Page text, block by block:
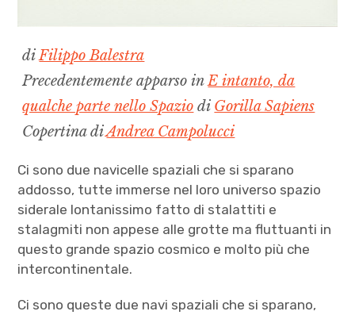
diFilippo Balestra
Precedentemente apparso inE intanto, da
qualche parte nello Spazio di Gorilla Sapiens
Copertina diAndrea Campolucci
Ci sono due navicelle spaziali che si sparano
addosso, tutte immerse nel loro universo spazio
siderale lontanissimo fatto di stalattiti e
stalagmiti non appese alle grotte ma fluttuanti in
questo grande spazio cosmico e molto più che
intercontinentale.
Ci sono queste due navi spaziali che si sparano,